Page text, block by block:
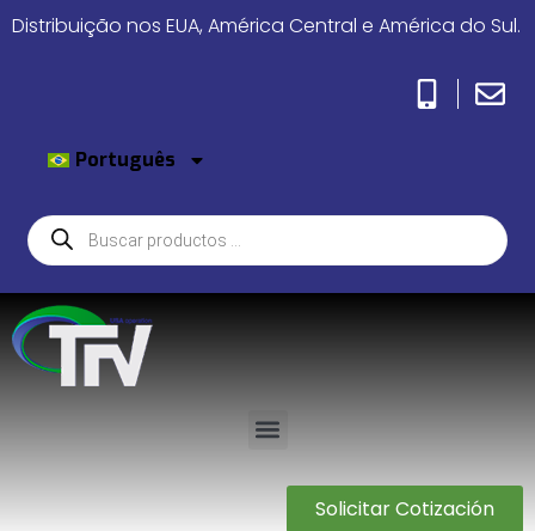
Distribuição nos EUA, América Central e América do Sul.
Português
Solicitar Cotización